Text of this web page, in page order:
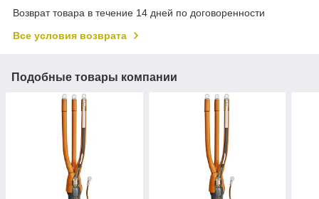
Возврат товара в течение 14 дней по договоренности
Все условия возврата
Подобные товары компании